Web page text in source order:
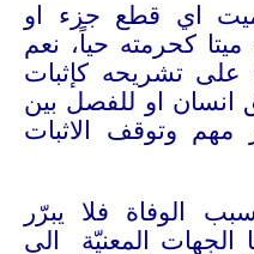
اي قطع جزء او
كحرمته حياً، نعم
تشريحه كإثبات
انسان او للفصل بين
وتوقف الاثبات
الوفاة فلا يبرّر
الجهات المعنيّة الى